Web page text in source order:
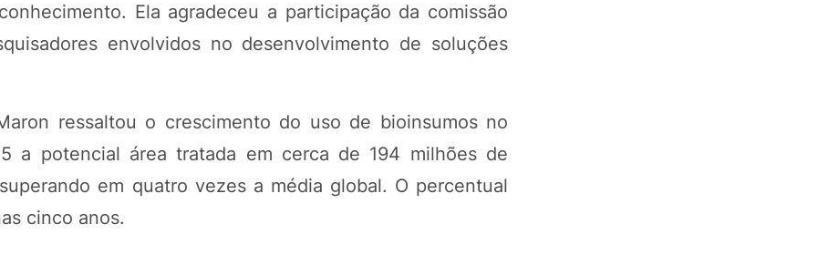
Ela agradeceu a participação da comissão
envolvidos no desenvolvimento de soluções
ressaltou o crescimento do uso de bioinsumos no
a potencial área tratada em cerca de 194 milhões de
em quatro vezes a média global. O percentual
cinco anos.